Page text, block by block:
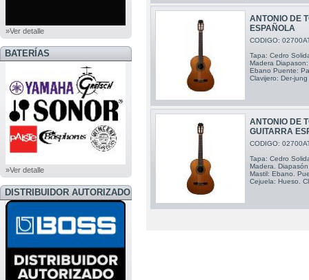
»Ver detalle
BATERÍAS
»Ver detalle
DISTRIBUIDOR AUTORIZADO
BOSS
ANTONIO DE
ESPAÑOLA
CODIGO:
Tapa: Cedro
Madera
Ebano Puente:
Clavijero: Der-
ANTONIO DE
GUITARRA
CODIGO:
Tapa: Cedro
Madera.
Mastil: Ebano.
Cejuela: Hueso.